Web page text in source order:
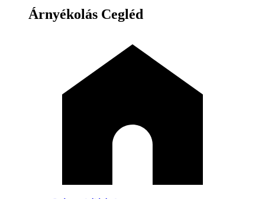
Árnyékolás Cegléd